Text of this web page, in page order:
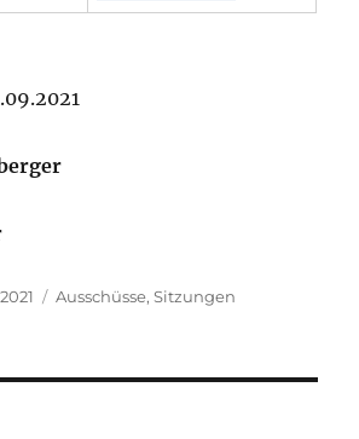
Kategorien
Ausschüsse,Sitzungen